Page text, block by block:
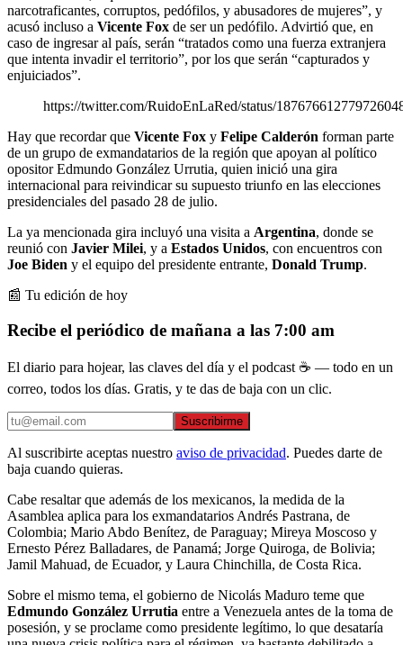
narcotraficantes, corruptos, pedófilos, y abusadores de mujeres”, y
acusó incluso a Vicente Fox de ser un pedófilo. Advirtió que, en
caso de ingresar al país, serán “tratados como una fuerza extranjera
que intenta invadir el territorio”, por los que serán “capturados y
enjuiciados”.
https://twitter.com/RuidoEnLaRed/status/
Hay que recordar que Vicente Fox y Felipe Calderón forman parte
de un grupo de exmandatarios de la región que apoyan al político
opositor Edmundo González Urrutia, quien inició una gira
internacional para reivindicar su supuesto triunfo en las elecciones
presidenciales del pasado 28 de julio.
La ya mencionada gira incluyó una visita a Argentina, donde se
reunió con Javier Milei, y a Estados Unidos, con encuentros con
Joe Biden y el equipo del presidente entrante, Donald Trump.
📰 Tu edición de hoy
Recibe el periódico de mañana a las 7:00 am
El diario para hojear, las claves del día y el podcast ☕ — todo en un
correo, todos los días. Gratis, y te das de baja con un clic.
Suscribirme
Al suscribirte aceptas nuestro aviso de privacidad. Puedes darte de
baja cuando quieras.
Cabe resaltar que además de los mexicanos, la medida de la
Asamblea aplica para los exmandatarios Andrés Pastrana, de
Colombia; Mario Abdo Benítez, de Paraguay; Mireya Moscoso y
Ernesto Pérez Balladares, de Panamá; Jorge Quiroga, de Bolivia;
Jamil Mahuad, de Ecuador, y Laura Chinchilla, de Costa Rica.
Sobre el mismo tema, el gobierno de Nicolás Maduro teme que
Edmundo González Urrutia entre a Venezuela antes de la toma de
posesión, y se proclame como presidente legítimo, lo que desataría